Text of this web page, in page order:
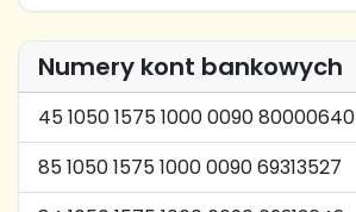
Numery kont bankowych
45 1050 1575 1000 0090 80000640
85 1050 1575 1000 0090 69313527